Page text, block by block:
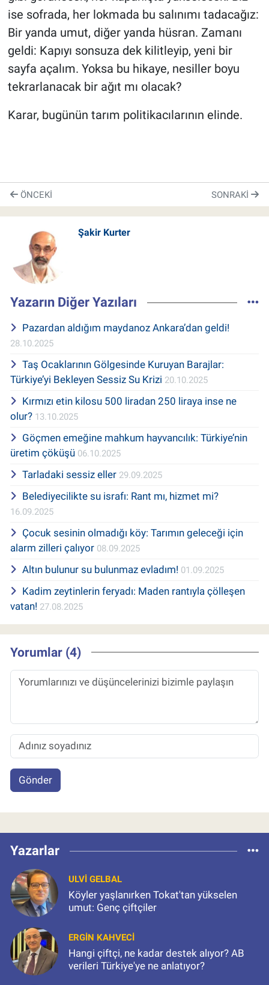
ise sofrada, her lokmada bu salınımı tadacağız:
Bir yanda umut, diğer yanda hüsran. Zamanı
geldi: Kapıyı sonsuza dek kilitleyip, yeni bir
sayfa açalım. Yoksa bu hikaye, nesiller boyu
tekrarlanacak bir ağıt mı olacak?
Karar, bugünün tarım politikacılarının elinde.
ÖNCEKI SONRAKI
Şakir Kurter
Yazarın Diğer Yazıları
Pazardan aldığım maydanoz Ankara’dan geldi!
28.10.2025
Taş Ocaklarının Gölgesinde Kuruyan Barajlar:
Türkiye’yi Bekleyen Sessiz Su Krizi 20.10.2025
Kırmızı etin kilosu 500 liradan 250 liraya inse ne
olur? 13.10.2025
Göçmen emeğine mahkum hayvancılık: Türkiye’nin
üretim çöküşü 06.10.2025
Tarladaki sessiz eller 29.09.2025
Belediyecilikte su israfı: Rant mı, hizmet mi?
16.09.2025
Çocuk sesinin olmadığı köy: Tarımın geleceği için
alarm zilleri çalıyor 08.09.2025
Altın bulunur su bulunmaz evladım! 01.09.2025
Kadim zeytinlerin feryadı: Maden rantıyla çölleşen
vatan! 27.08.2025
Yorumlar (4)
Gönder
Yazarlar
ULVI GELBAL
Köyler yaşlanırken Tokat'tan yükselen
umut: Genç çiftçiler
ERGIN KAHVECI
Hangi çiftçi, ne kadar destek alıyor? AB
verileri Türkiye'ye ne anlatıyor?